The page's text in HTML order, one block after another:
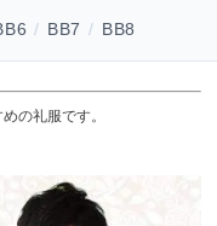
/ BB7 / BB8
の礼服です。